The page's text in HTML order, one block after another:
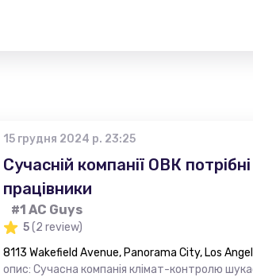
15 грудня 2024 р. 23:25
Сучасній компанії ОВК потрібні
працівники
#1 AC Guys
5(2 review)
8113 Wakefield Avenue, Panorama City, Los
опис: Сучасна компанія клімат-контролю